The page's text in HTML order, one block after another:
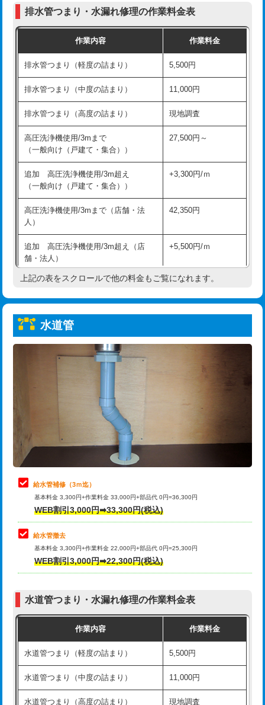
追加人工 16,500円
現場見積
※給水管工事は20mmまでの価格です。
交換・取付（その他部品） 11,000円+材料費
持込商品取付（単水栓） 13,200円
持込商品取付（混合水栓） 16,500円
持込商品取付（浄水器・分岐水栓） 16,500円
給水管工事※（ホール加工) 16,500円
給水管工事※（バンド止め) 3,300円
給水管工事※（支持金具設置)
給水管工事※（保温材使用（バンド止
め込み）)
5,500円
給水管工事※（土の掘削・埋め戻し作
業)
11,000円
給水管工事※（塩ビ管（VP・HI）使
用/3ｍまで)
33,000円
給水管工事※（塩ビ管（VP・HI）使
+8,800円
給水管工事※（ライニング鋼管・銅
管・ポリ管・HT管使用/3ｍまで)
給水管工事※（ライニング鋼管・銅
管・ポリ管・HT管使用/3ｍ超え)
排水管工事（土の掘削・埋め戻し作
11,000円~
排水管工事（排水管工事/3ｍまで） 55,000円
排水管工事（追加 排水管工事/3ｍ超
マス交換（土の掘削・埋め戻し作業）
マス交換（深さ50㎝未満）
マス交換（深さ50㎝以上）
コンクリート斫り（厚さ10㎝まで）
モルタル補修（厚さ10㎝超え） 38,500円
洗面台設置 38,500円
化粧台設置 22,000円
排水管つまり・水漏れ修理の作業料金表
作業内容 作業料金
排水管つまり（軽度の詰まり） 5,500円
排水管つまり（中度の詰まり） 11,000円
排水管つまり（高度の詰まり） 現地調査
高圧洗浄機使用/3mまで
（一般向け（戸建て・集合））
27,500円～
追加 高圧洗浄機使用/3m超え
（一般向け（戸建て・集合））
+3,300円/ｍ
高圧洗浄機使用/3mまで（店舗・法
人）
42,350円
追加 高圧洗浄機使用/3m超え（店
舗・法人）
+5,500円/ｍ
高度高圧洗浄換 現地調査
トーラー機使用/3mまで
追加トーラー機使用/3m超え
33,000円
8,800円
止水・漏水調査・防水処理・清掃・修
理・調整・分解・加工など（軽作業）
11,000円
止水・漏水調査・防水処理・清掃・修
理・調整・分解・加工など（中作業）
止水・漏水調査・防水処理・清掃・修
理・調整・分解・加工など（重作業）
33,000円
その他部品の脱着
交換・取付（タンク）
式）)
式・ワンホール）)
交換・取付(排水栓・排水トラップ
22,000円+材料費
上記の表をスクロールで他の料金もご覧になれます。
水道管
給水管補修（3ｍ迄）
基本料金 3,300円+作業料金 33,000円+部品代 0円=36,300円
WEB割引3,000円➡33,300円(税込)
給水管撤去
基本料金 3,300円+作業料金 22,000円+部品代 0円=25,300円
WEB割引3,000円➡22,300円(税込)
水道管つまり・水漏れ修理の作業料金表
作業内容 作業料金
水道管つまり（軽度の詰まり） 5,500円
水道管つまり（中度の詰まり） 11,000円
水道管つまり（高度の詰まり） 現地調査